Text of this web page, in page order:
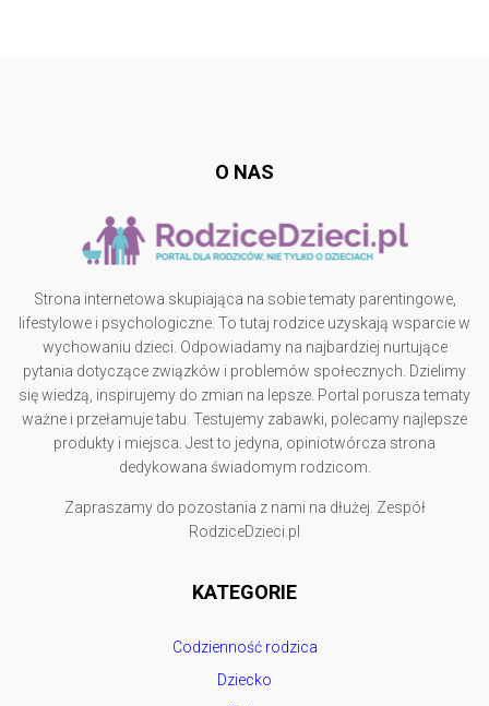
O NAS
Strona internetowa skupiająca na sobie tematy parentingowe,
lifestylowe i psychologiczne. To tutaj rodzice uzyskają wsparcie w
wychowaniu dzieci. Odpowiadamy na najbardziej nurtujące
pytania dotyczące związków i problemów społecznych. Dzielimy
się wiedzą, inspirujemy do zmian na lepsze. Portal porusza tematy
ważne i przełamuje tabu. Testujemy zabawki, polecamy najlepsze
produkty i miejsca. Jest to jedyna, opiniotwórcza strona
dedykowana świadomym rodzicom.
Zapraszamy do pozostania z nami na dłużej. Zespół
RodziceDzieci.pl
KATEGORIE
Codzienność rodzica
Dziecko